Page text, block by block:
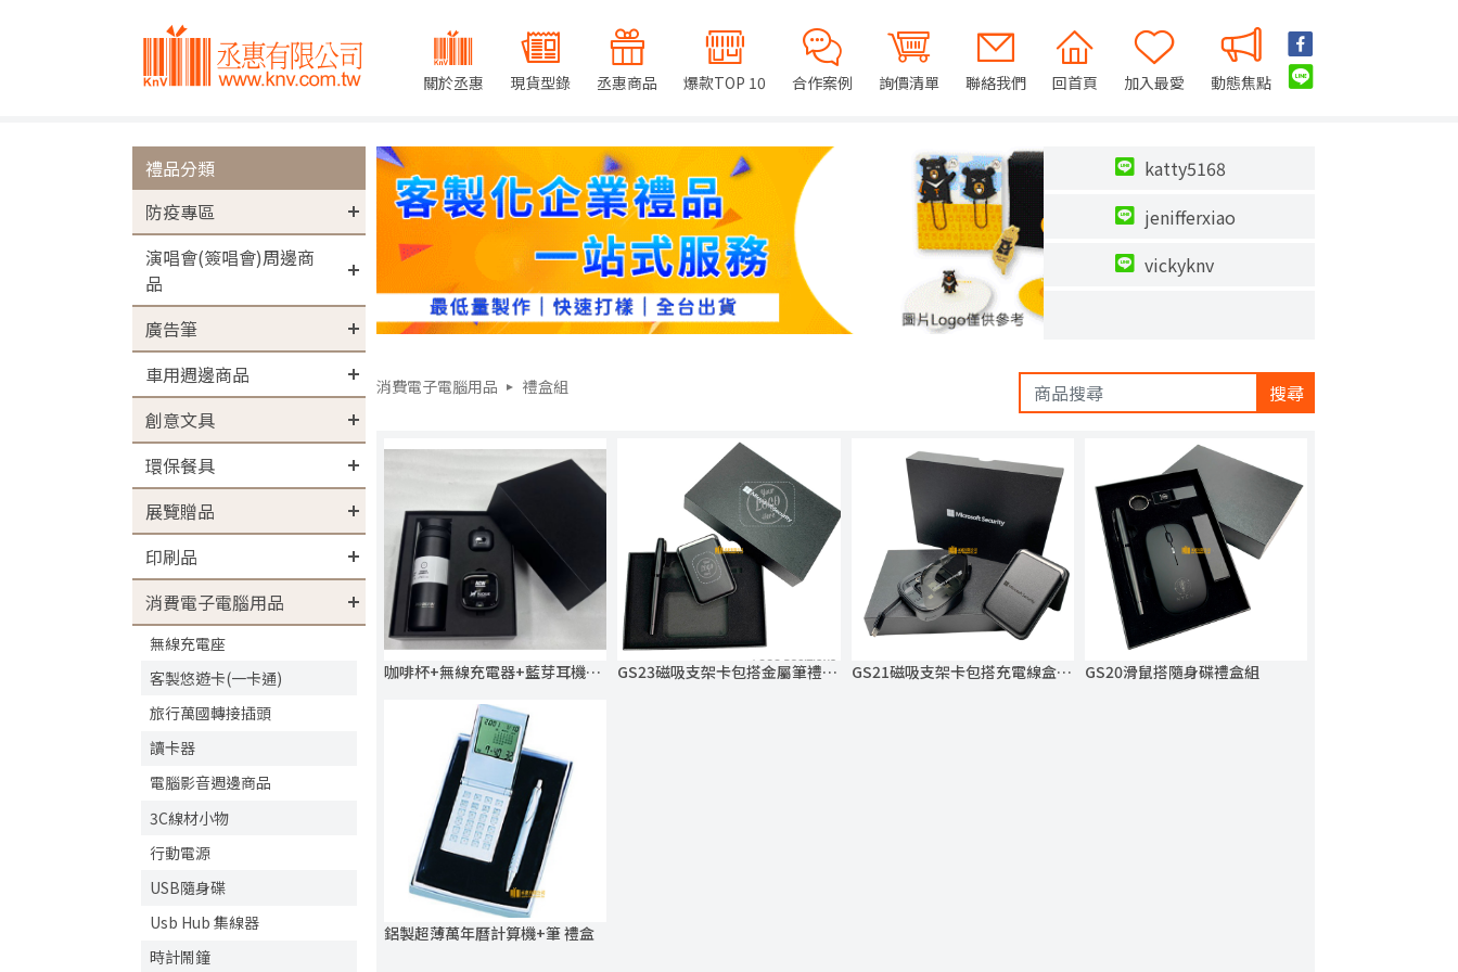
關於丞惠 現貨型錄 丞惠商品 爆款TOP 10 合作案例 詢價清單 聯絡我們 回首頁 加入最愛 動態焦點
禮品分類
防疫專區
演唱會(簽唱會)周邊商
品
廣告筆
車用週邊商品
創意文具
環保餐具
展覽贈品
印刷品
消費電子電腦用品
無線充電座
客製悠遊卡(一卡通)
旅行萬國轉接插頭
讀卡器
電腦影音週邊商品
3C線材小物
行動電源
USB隨身碟
Usb Hub 集線器
時計鬧鐘
katty5168
jenifferxiao
vickyknv
消費電子電腦用品 禮盒組 搜尋
咖啡杯+無線充電器+藍芽耳機禮盒 GS23磁吸支架卡包搭金屬筆禮盒組 GS21磁吸支架卡包搭充電線盒禮盒組 GS20滑鼠搭隨身碟禮盒組
鋁製超薄萬年曆計算機+筆 禮盒